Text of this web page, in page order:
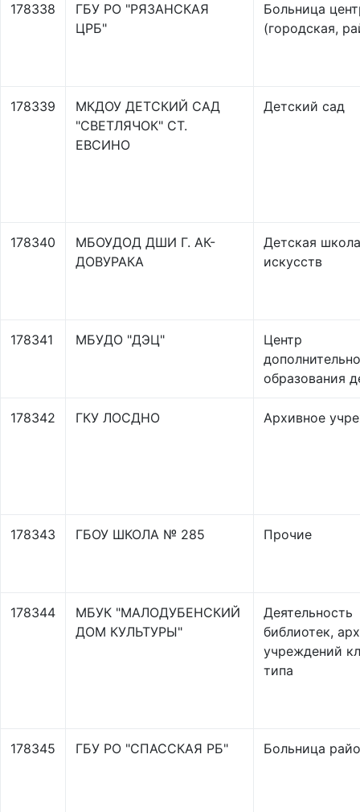
178338
ГБУ РО "РЯЗАНСКАЯ
ЦРБ"
Больница
(городская,
178339
МКДОУ ДЕТСКИЙ САД
"СВЕТЛЯЧОК" СТ.
ЕВСИНО
Детский сад
178340
МБОУДОД ДШИ Г. АК-
ДОВУРАКА
Детская школа
искусств
178341 МБУДО "ДЭЦ"
Центр
образования
178342 ГКУ ЛОСДНО Архивное
178343 ГБОУ ШКОЛА № 285 Прочие
178344
МБУК "МАЛОДУБЕНСКИЙ
ДОМ КУЛЬТУРЫ"
Деятельность
библиотек,
учреждений
типа
178345 ГБУ РО "СПАССКАЯ РБ" Больница